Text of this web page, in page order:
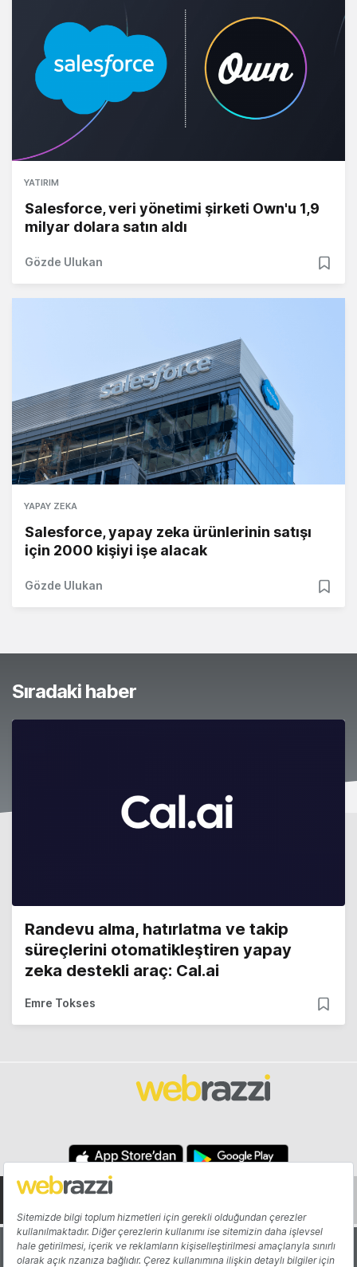
YATIRIM
Salesforce, veri yönetimi şirketi Own'u 1,9
milyar dolara satın aldı
Gözde Ulukan
YAPAY ZEKA
Salesforce, yapay zeka ürünlerinin satışı
için 2000 kişiyi işe alacak
Gözde Ulukan
Sıradaki haber
Randevu alma, hatırlatma ve takip
süreçlerini otomatikleştiren yapay
zeka destekli araç: Cal.ai
Emre Tokses
Hakkında Yazarlar